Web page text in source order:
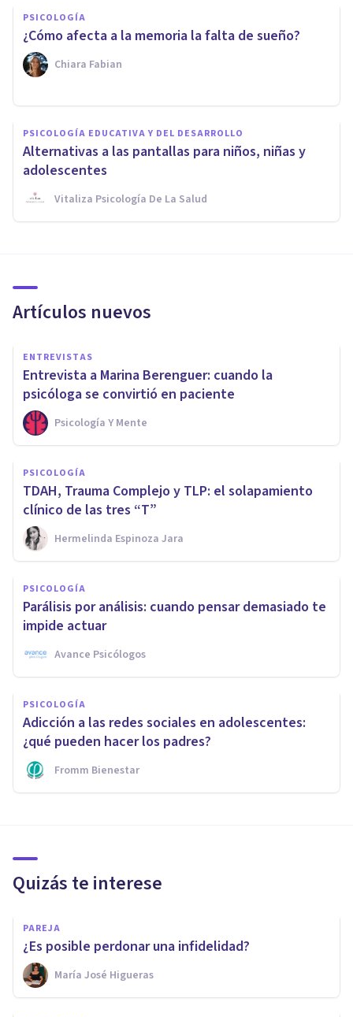
PSICOLOGÍA
¿Cómo afecta a la memoria la falta de sueño?
Chiara Fabian
PSICOLOGÍA EDUCATIVA Y DEL DESARROLLO
Alternativas a las pantallas para niños, niñas y
adolescentes
Vitaliza Psicología De La Salud
Artículos nuevos
ENTREVISTAS
Entrevista a Marina Berenguer: cuando la
psicóloga se convirtió en paciente
Psicología Y Mente
PSICOLOGÍA
TDAH, Trauma Complejo y TLP: el solapamiento
clínico de las tres “T”
Hermelinda Espinoza Jara
PSICOLOGÍA
Parálisis por análisis: cuando pensar demasiado te
impide actuar
Avance Psicólogos
PSICOLOGÍA
Adicción a las redes sociales en adolescentes:
¿qué pueden hacer los padres?
Fromm Bienestar
Quizás te interese
PAREJA
​¿Es posible perdonar una infidelidad?
María José Higueras